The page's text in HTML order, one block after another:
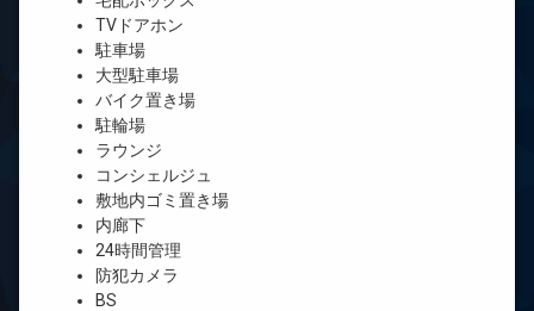
TVドアホン
駐車場
大型駐車場
バイク置き場
駐輪場
ラウンジ
コンシェルジュ
敷地内ゴミ置き場
内廊下
24時間管理
防犯カメラ
BS